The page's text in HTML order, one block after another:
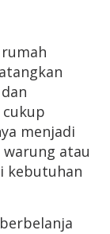
menjadi
atau
kebutuhan